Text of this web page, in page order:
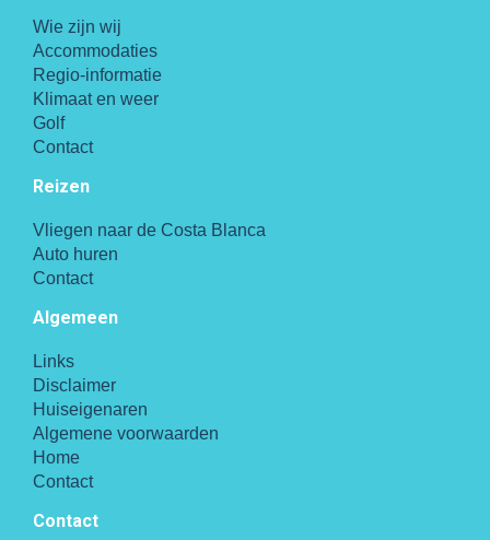
Wie zijn wij
Accommodaties
Regio-informatie
Klimaat en weer
Golf
Contact
Reizen
Vliegen naar de Costa Blanca
Auto huren
Contact
Algemeen
Links
Disclaimer
Huiseigenaren
Algemene voorwaarden
Home
Contact
Contact